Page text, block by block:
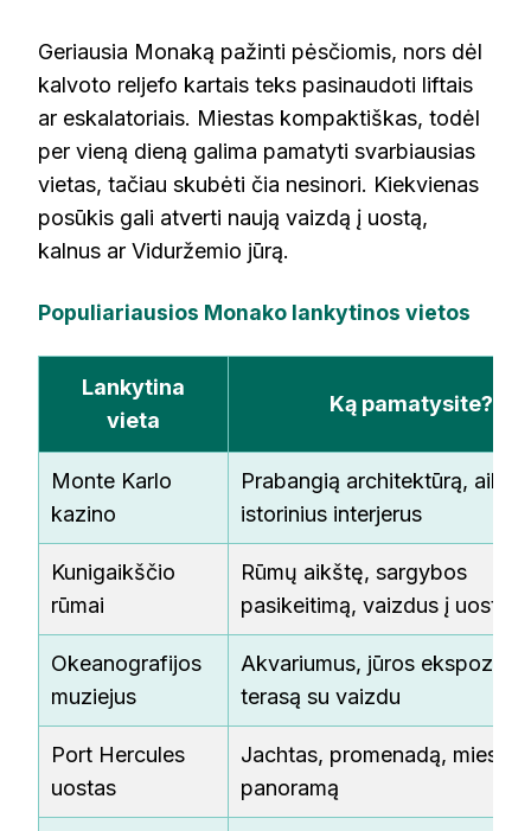
Geriausia Monaką pažinti pėsčiomis, nors dėl
kalvoto reljefo kartais teks pasinaudoti liftais
ar eskalatoriais. Miestas kompaktiškas, todėl
per vieną dieną galima pamatyti svarbiausias
vietas, tačiau skubėti čia nesinori. Kiekvienas
posūkis gali atverti naują vaizdą į uostą,
kalnus ar Viduržemio jūrą.
Populiariausios Monako lankytinos vietos
Lankytina
vieta
Ką pamatysite?
Monte Karlo
kazino
Prabangią architektūrą,
istorinius interjerus
Kunigaikščio
rūmai
Rūmų aikštę, sargybos
pasikeitimą, vaizdus į uostą
Okeanografijos
muziejus
Akvariumus, jūros
terasą su vaizdu
Port Hercules
uostas
Jachtas, promenadą, miesto
panoramą